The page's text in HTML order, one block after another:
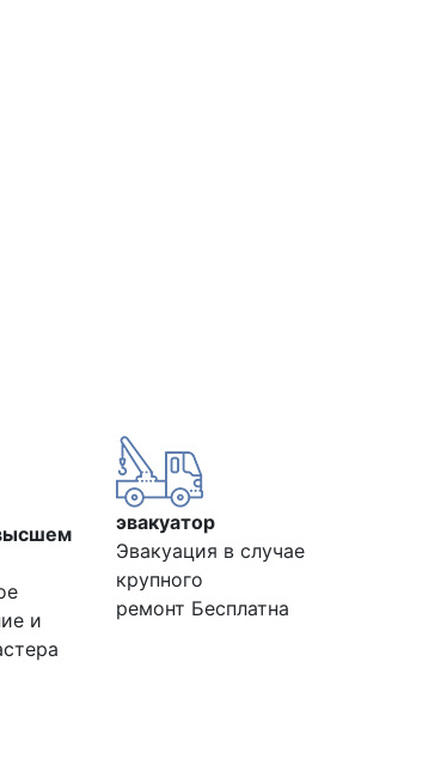
и
эвакуатор
Эвакуация в случае
крупного
ремонт Бесплатна